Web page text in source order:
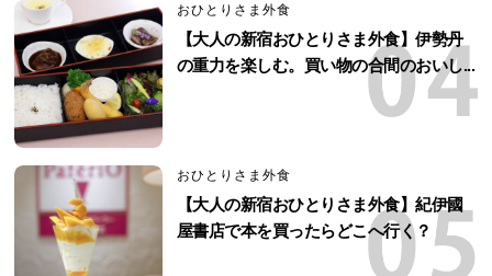
おひとりさま外食
【大人の新宿おひとりさま外食】伊勢丹
の重力を楽しむ。買い物の合間のおいし...
おひとりさま外食
【大人の新宿おひとりさま外食】紀伊國
屋書店で本を買ったらどこへ行く？